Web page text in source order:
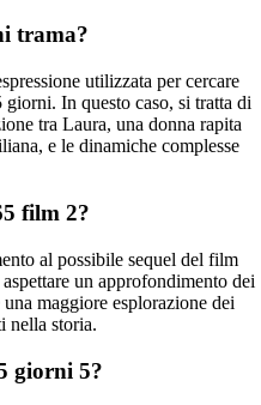
trama?
utilizzata per cercare
In questo caso, si tratta di
tra Laura, una donna rapita
e le dinamiche complesse
film 2?
al possibile sequel del film
un approfondimento dei
maggiore esplorazione dei
nella storia.
giorni 5?